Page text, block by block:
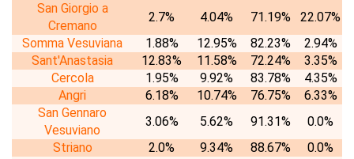
San Giorgio a
Cremano
2.7% 4.04% 71.19%
22.07%
Somma Vesuviana
1.88% 12.95% 82.23%
2.94%
Sant'Anastasia
12.83% 11.58% 72.24%
3.35%
Cercola
1.95% 9.92% 83.78%
4.35%
Angri
6.18% 10.74% 76.75%
6.33%
San Gennaro
Vesuviano
3.06% 5.62% 91.31%
0.0%
Striano
2.0% 9.34% 88.67%
0.0%